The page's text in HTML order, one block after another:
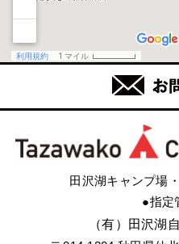
田沢湖キャンプ場
●指定
（有）田沢湖